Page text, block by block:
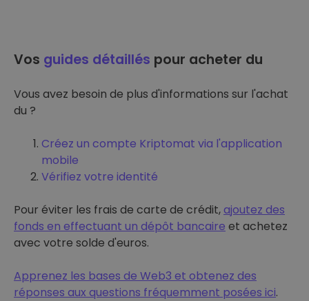
Vos guides détaillés pour acheter du
Vous avez besoin de plus d'informations sur l'achat
du ?
Créez un compte Kriptomat via l'application
mobile
Vérifiez votre identité
Pour éviter les frais de carte de crédit,ajoutez des
fonds en effectuant un dépôt bancaire et achetez
avec votre solde d'euros.
Apprenez les bases de Web3 et obtenez des
réponses aux questions fréquemment posées ici.